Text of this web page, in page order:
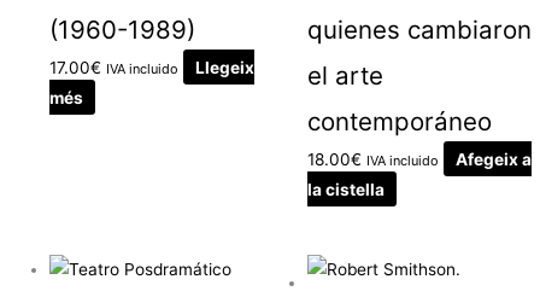
(1960-1989)
17.00€ IVA incluido
Llegeix
més
quienes cambiaron
el arte
contemporáneo
18.00€ IVA incluido
Afegeix a
la cistella